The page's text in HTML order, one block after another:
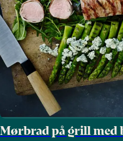
Mørbrad på grill med